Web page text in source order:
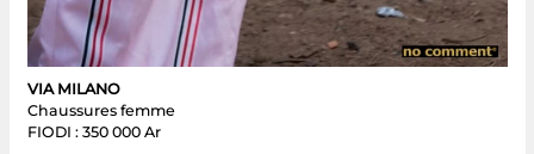
VIA MILANO
Chaussures femme
FIODI : 350 000 Ar